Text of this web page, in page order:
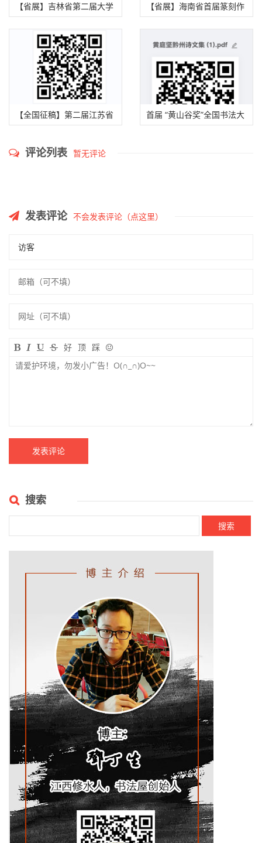
【省展】吉林省第二届大学
生书法篆刻作品展征稿启事
（2025年9月20日截稿）
【省展】海南省首届篆刻作
品展征稿启事（2025年 9月
30日截稿）
【全国征稿】第二届江苏省
稿启事（2025年9月30日截
首届 “黄山谷奖”全国书法大
评论列表 暂无评论
发表评论 不会发表评论（点这里）
好 顶 踩
搜索